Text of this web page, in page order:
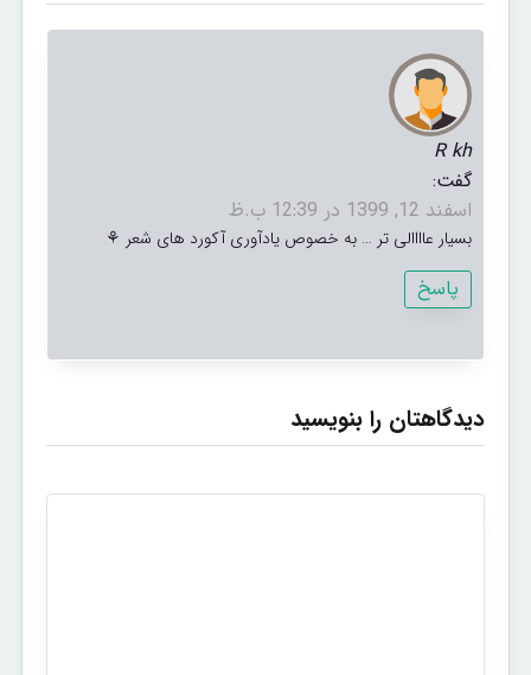
R kh
گفت:
اسفند 12, 1399 در 12:39 ب.ظ
بسیار عاااالی تر … به خصوص یادآوری آکورد های شعر ⚘
پاسخ
دیدگاهتان را بنویسید